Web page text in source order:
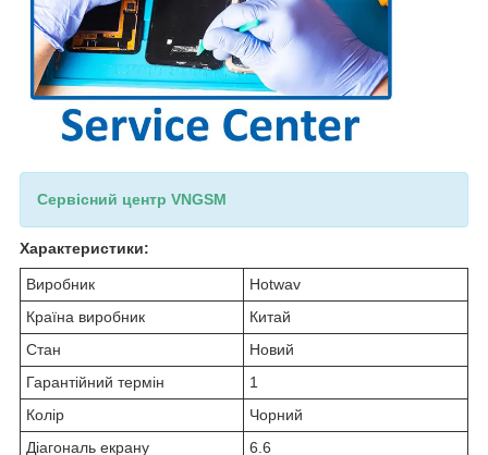
Сервісний центр VNGSM
Характеристики:
Виробник
Hotwav
Країна виробник
Китай
Стан
Новий
Гарантійний термін
1
Колір
Чорний
Діагональ екрану
6.6